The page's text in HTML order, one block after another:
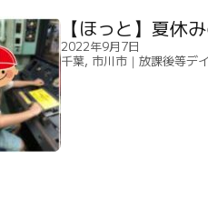
【ほっと】夏休
2022年9月7日
千葉, 市川市｜放課後等